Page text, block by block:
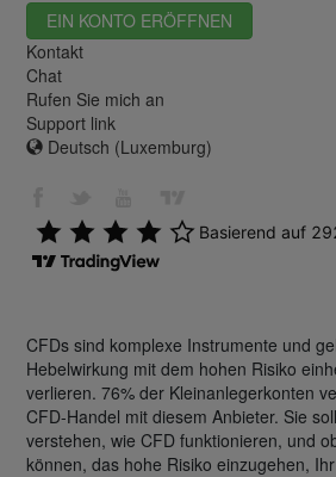
EIN KONTO ERÖFFNEN
Kontakt
Chat
Rufen Sie mich an
Support link
Deutsch (Luxemburg)
CFDs sind komplexe Instrumente und
Hebelwirkung mit dem hohen Risiko
verlieren. 76% der Kleinanlegerkonten
CFD-Handel mit diesem Anbieter. Sie
verstehen, wie CFD funktionieren, und
können, das hohe Risiko einzugehen,